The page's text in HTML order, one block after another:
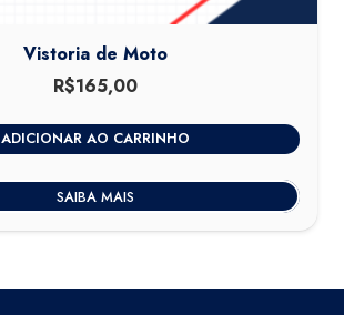
Vistoria de Moto
R$165,00
ADICIONAR AO CARRINHO
SAIBA MAIS